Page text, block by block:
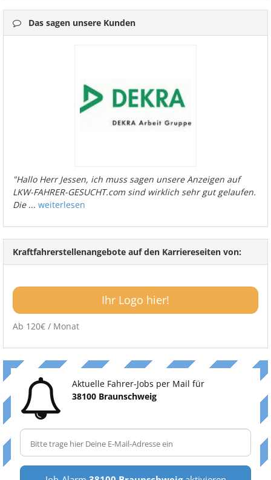
Das sagen unsere Kunden
"Hallo Herr Jessen, ich muss sagen unsere Anzeigen auf
LKW-FAHRER-GESUCHT.com sind wirklich sehr gut gelaufen.
Die... weiterlesen
Kraftfahrerstellenangebote auf den Karriereseiten von:
Ihr Logo hier!
Ab 120€ / Monat
Aktuelle Fahrer-Jobs per Mail für
38100 Braunschweig